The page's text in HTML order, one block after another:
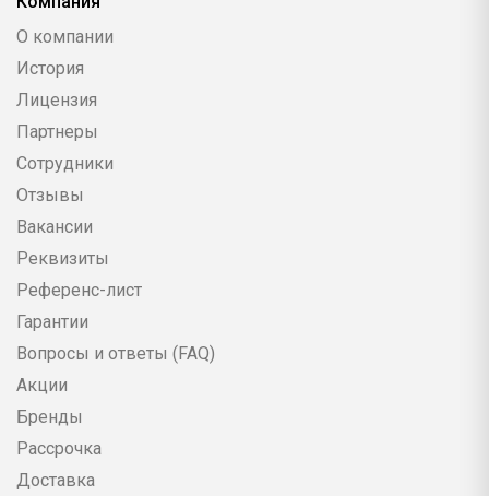
О компании
История
Лицензия
Партнеры
Сотрудники
Отзывы
Вакансии
Реквизиты
Референс-лист
Гарантии
Вопросы и ответы (FAQ)
Акции
Бренды
Рассрочка
Доставка